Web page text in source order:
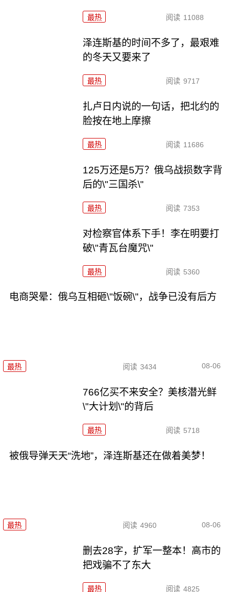
最热 阅读 11088
泽连斯基的时间不多了，最艰难
的冬天又要来了
最热 阅读 9717
扎卢日内说的一句话，把北约的
脸按在地上摩擦
最热 阅读 11686
125万还是5万？俄乌战损数字背
后的\"三国杀\"
最热 阅读 7353
对检察官体系下手！李在明要打
破\"青瓦台魔咒\"
最热 阅读 5360
电商哭晕：俄乌互相砸\"饭碗\"，战争已没有后方
最热 阅读 3434 08-06
766亿买不来安全？美核潜光鲜
\"大计划\"的背后
最热 阅读 5718
被俄导弹天天“洗地”，泽连斯基还在做着美梦！
最热 阅读 4960 08-06
删去28字，扩军一整本！高市的
把戏骗不了东大
最热 阅读 4825